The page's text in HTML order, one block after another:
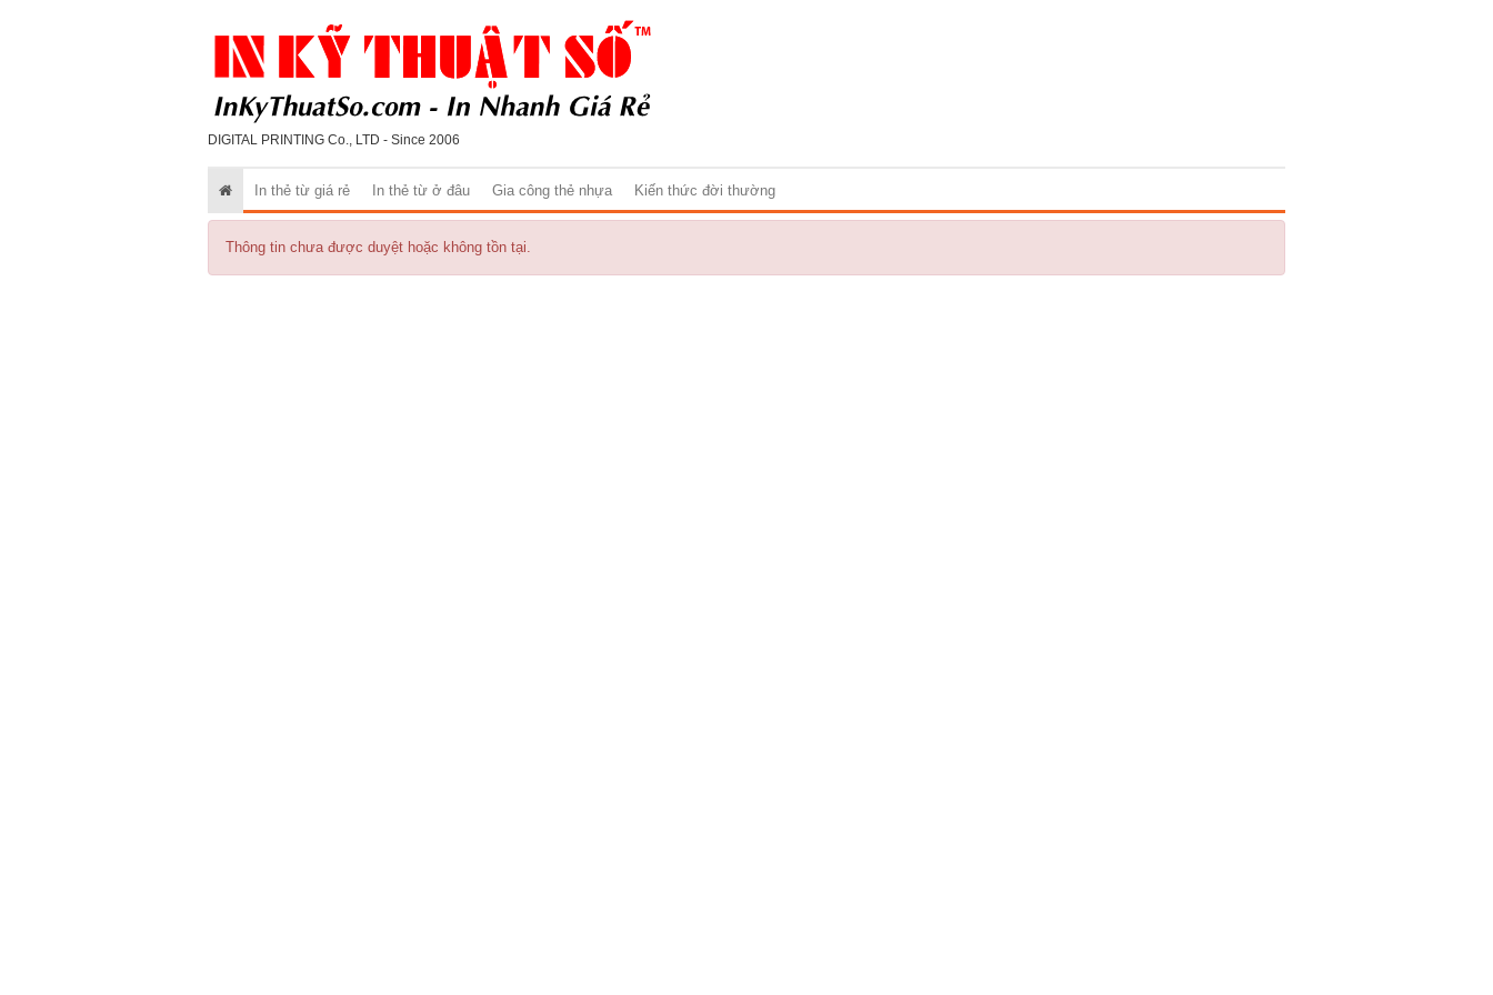
DIGITAL PRINTING Co., LTD - Since 2006
In thẻ từ giá rẻ In thẻ từ ở đâu Gia công thẻ nhựa Kiến thức đời thường
Thông tin chưa được duyệt hoặc không tồn tại.